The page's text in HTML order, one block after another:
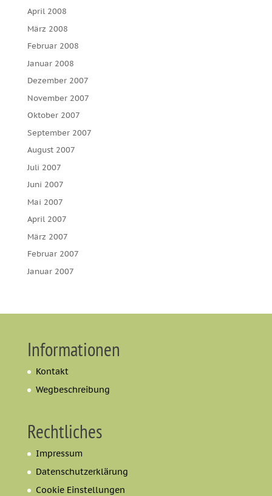
April 2008
März 2008
Februar 2008
Januar 2008
Dezember 2007
November 2007
Oktober 2007
September 2007
August 2007
Juli 2007
Juni 2007
Mai 2007
April 2007
März 2007
Februar 2007
Januar 2007
Informationen
Kontakt
Wegbeschreibung
Rechtliches
Impressum
Datenschutzerklärung
Cookie Einstellungen